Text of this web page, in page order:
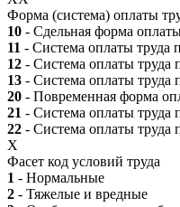
Форма (система) оплаты
10 - Сдельная форма
11 - Система оплаты труда
12 - Система оплаты труда
13 - Система оплаты труда
20 - Повременная форма
21 - Система оплаты труда
22 - Система оплаты труда
X
Фасет код условий труда
1 - Нормальные
2 - Тяжелые и вредные